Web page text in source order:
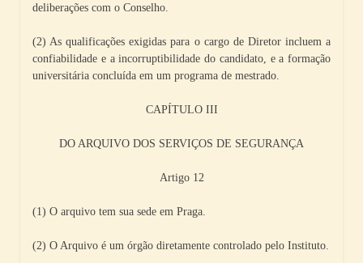
deliberações com o Conselho.
(2) As qualificações exigidas para o cargo de Diretor incluem a
confiabilidade e a incorruptibilidade do candidato, e a formação
universitária concluída em um programa de mestrado.
CAPÍTULO III
DO ARQUIVO DOS SERVIÇOS DE SEGURANÇA
Artigo 12
(1) O arquivo tem sua sede em Praga.
(2) O Arquivo é um órgão diretamente controlado pelo Instituto.